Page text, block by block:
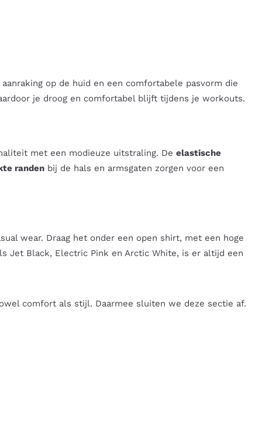
op de huid en een comfortabele pasvorm die
je droog en comfortabel blijft tijdens je workouts.
met een modieuze uitstraling. Deelastische
randen bij de hals en armsgaten zorgen voor een
wear. Draag het onder een open shirt, met een hoge
Jet Black, Electric Pink en Arctic White, is er altijd een
comfort als stijl. Daarmee sluiten we deze sectie af.